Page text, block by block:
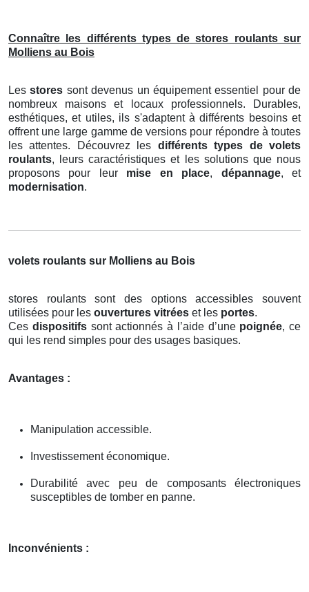
Connaître les différents types de stores roulants sur
Molliens au Bois
Lesstores sont devenus un équipement essentiel pour de
nombreux maisons et locaux professionnels. Durables,
esthétiques, et utiles, ils s'adaptent à différents besoins et
offrent une large gamme de versions pour répondre à toutes
les attentes. Découvrez les différents types de volets
roulants, leurs caractéristiques et les solutions que nous
proposons pour leur mise en place, dépannage, et
modernisation.
volets roulants sur Molliens au Bois
stores roulants sont des options accessibles souvent
utilisées pour les ouvertures vitrées et les portes.
Ces dispositifssont actionnés à l’aide d’une poignée, ce
qui les rend simples pour des usages basiques.
Avantages :
Manipulation accessible.
Investissement économique.
Durabilité avec peu de composants électroniques
susceptibles de tomber en panne.
Inconvénients :